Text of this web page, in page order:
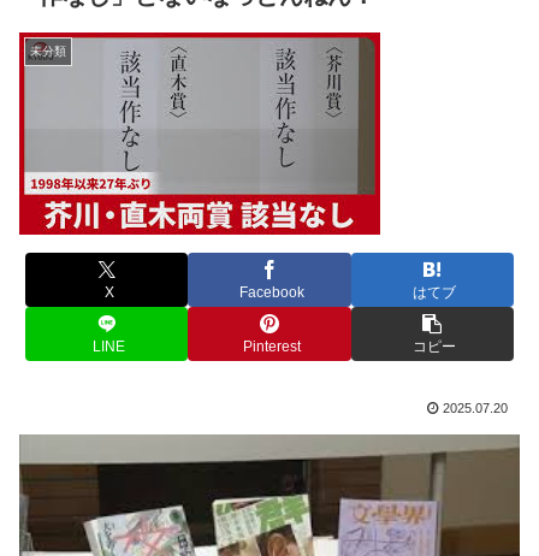
未分類
X Facebook はてブ
LINE Pinterest コピー
2025.07.20